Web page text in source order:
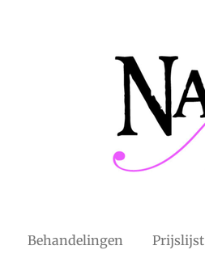
Behandelingen Prijslijst